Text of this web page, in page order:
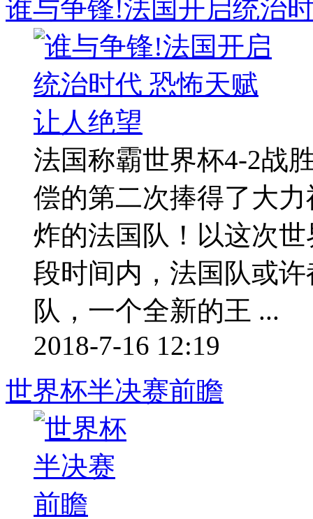
谁与争锋!法国开启统治
法国称霸世界杯4-2战
偿的第二次捧得了大
炸的法国队！以这次
段时间内，法国队或
队，一个全新的王 ...
2018-7-16 12:19
世界杯半决赛前瞻